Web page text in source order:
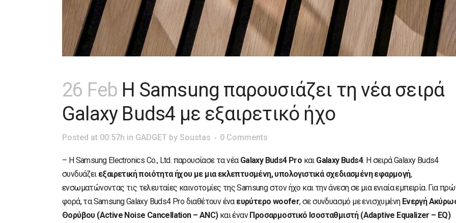
26 Feb Η Samsung παρουσιάζει τη νέα σειρά
Galaxy Buds4 με εξαιρετικό ήχο
Posted at 00:57h in GADGET by Soustas 0 Comments
– Η Samsung Electronics Co., Ltd. παρουσίασε τα νέα Galaxy Buds4 Pro και Galaxy Buds4. Η σειρά Galaxy Buds4
συνδυάζει εξαιρετική ποιότητα ήχου με μια εκλεπτυσμένη, υπολογιστικά σχεδιασμένη εφαρμογή,
ενσωματώνοντας τις τελευταίες καινοτομίες της Samsung στον ήχο και την άνεση σε μια ενιαία εμπειρία. Για
φορά, τα Samsung Galaxy Buds4 Pro διαθέτουν ένα ευρύτερο woofer, σε συνδυασμό με ενισχυμένη Ενεργή
Θορύβου (Active Noise Cancellation – ANC)και ένανΠροσαρμοστικό Ισοσταθμιστή (Adaptive Equalizer – EQ)